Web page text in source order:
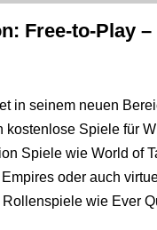
Free-to-Play
in seinem neuen
kostenlose Spiele für
Spiele wie World of
oder auch
wie Ever